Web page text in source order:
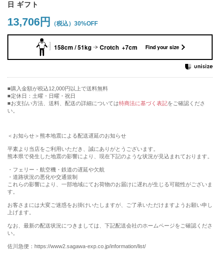
日 ギフト
13,706円 30%OFF
158cm / 51kg Crotch +7cm Find your size
購入金額が税込12,000円以上で送料無料
定休日：土曜・日曜・祝日
■お支払い方法、送料、配送の詳細については特商法に基づく表記をご確認くださ
い。
＜お知らせ＞熊本地震による配送遅延のお知らせ
平素より当店をご利用いただき、誠にありがとうございます。
熊本県で発生した地震の影響により、現在下記のような状況が見込まれております。
・フェリー・航空機・鉄道の遅延や欠航
・道路状況の悪化や交通規制
これらの影響により、一部地域にてお荷物のお届けに遅れが生じる可能性がございま
す。
お客さまには大変ご迷惑をお掛けいたしますが、ご了承いただけますようお願い申し
上げます。
なお、最新の配送状況につきましては、下記配送会社のホームページをご確認くださ
い。
佐川急便：https://www2.sagawa-exp.co.jp/information/list/